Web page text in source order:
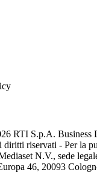
RTI S.p.A. Business
diritti riservati - Per la
N.V., sede
46, 20093